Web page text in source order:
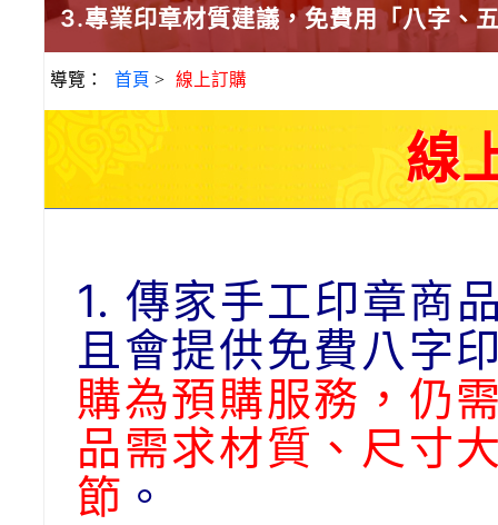
3.專業印章材質建議，免費用「八字、
導覽： 首頁 > 線上訂購
線
1. 傳家手工印章商
且會提供免費八字
購為預購服務，仍
品需求材質、尺寸
節 。